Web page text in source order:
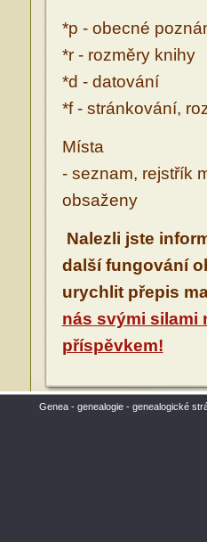
*p - obecné
*r - rozměry knihy
*d - datování
*f - stránkování,
Místa
- seznam, rejstřík
obsaženy
Nalezli jste
další fungování
urychlit přepis
nás svými silami
příspěvkem!
Genea - genealogie - genealogické